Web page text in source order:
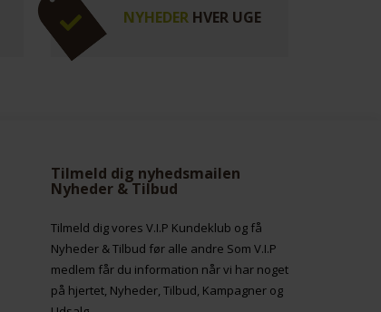
NYHEDERHVER UGE
Tilmeld dig nyhedsmailen
Nyheder & Tilbud
Tilmeld dig vores V.I.P Kundeklub og få
Nyheder & Tilbud før alle andre Som V.I.P
medlem får du information når vi har noget
på hjertet, Nyheder, Tilbud, Kampagner og